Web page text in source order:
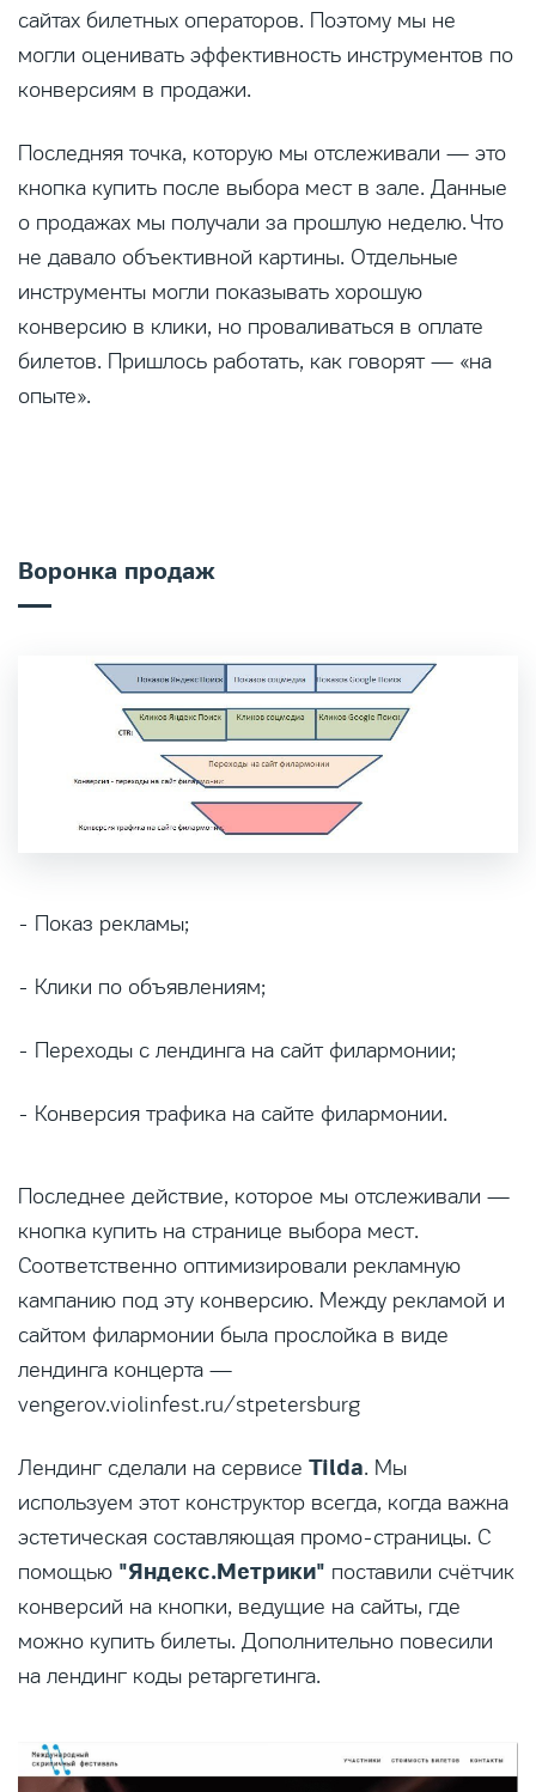
сайтах билетных операторов. Поэтому мы не
могли оценивать эффективность инструментов по
конверсиям в продажи.
Последняя точка, которую мы отслеживали — это
кнопка купить после выбора мест в зале. Данные
о продажах мы получали за прошлую неделю. Что
не давало объективной картины. Отдельные
инструменты могли показывать хорошую
конверсию в клики, но проваливаться в оплате
билетов. Пришлось работать, как говорят — «на
опыте».
Воронка продаж
- Показ рекламы;
- Клики по объявлениям;
- Переходы с лендинга на сайт филармонии;
- Конверсия трафика на сайте филармонии.
Последнее действие, которое мы отслеживали —
кнопка купить на странице выбора мест.
Соответственно оптимизировали рекламную
кампанию под эту конверсию. Между рекламой и
сайтом филармонии была прослойка в виде
лендинга концерта —
vengerov.violinfest.ru/stpetersburg
Лендинг сделали на сервисе Tilda. Мы
используем этот конструктор всегда, когда важна
эстетическая составляющая промо-страницы. С
помощью "Яндекс.Метрики" поставили счётчик
конверсий на кнопки, ведущие на сайты, где
можно купить билеты. Дополнительно повесили
на лендинг коды ретаргетинга.